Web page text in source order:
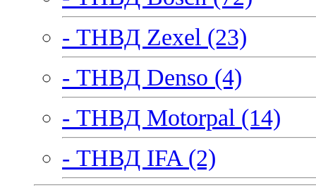
- ТНВД Zexel (23)
- ТНВД Denso (4)
- ТНВД Motorpal (14)
- ТНВД IFA (2)